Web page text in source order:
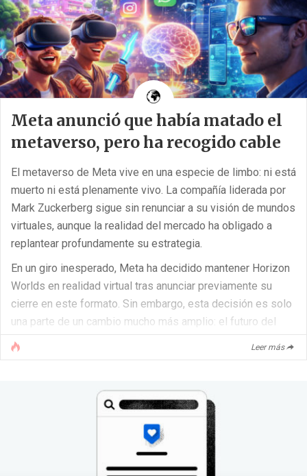
Meta anunció que había matado el
metaverso, pero ha recogido cable
El metaverso de Meta vive en una especie de limbo: ni está
muerto ni está plenamente vivo. La compañía liderada por
Mark Zuckerberg sigue sin renunciar a su visión de mundos
virtuales, aunque la realidad del mercado ha obligado a
replantear profundamente su estrategia.
En un giro inesperado, Meta ha decidido mantener Horizon
Worlds en realidad virtual tras anunciar previamente su
cierre en este formato. Sin embargo, esta decisión es solo
una parte de un cambio mucho más amplio: el futuro del
metaverso ya no pasa principalmente por la VR, sino por
móviles, inteligencia artificial y gafas de realidad
Meta da marcha atrás: Horizon Worlds seguirá en [...]
Leer más